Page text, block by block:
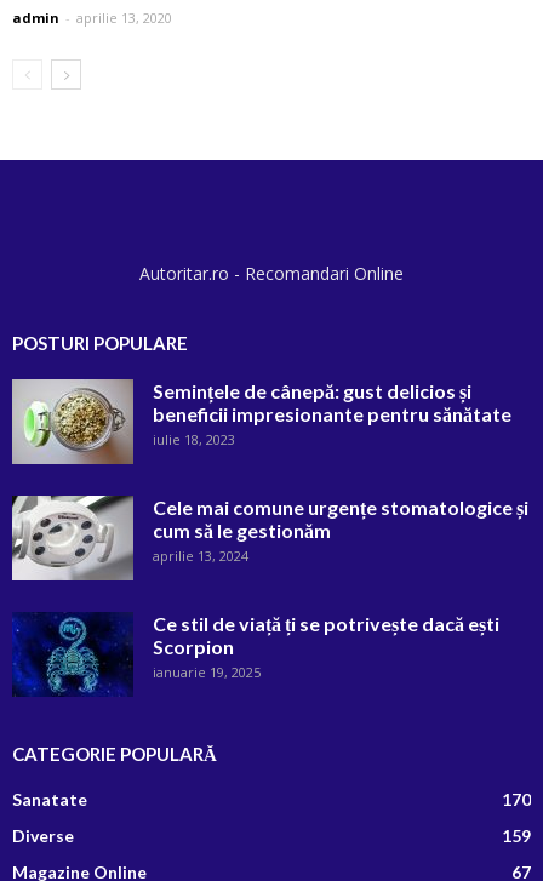
admin - aprilie 13, 2020
Autoritar.ro - Recomandari Online
POSTURI POPULARE
Semințele de cânepă: gust delicios și
beneficii impresionante pentru sănătate
iulie 18, 2023
Cele mai comune urgențe stomatologice și
cum să le gestionăm
aprilie 13, 2024
Ce stil de viață ți se potrivește dacă ești
Scorpion
ianuarie 19, 2025
CATEGORIE POPULARĂ
Sanatate
170
Diverse
159
Magazine Online
67